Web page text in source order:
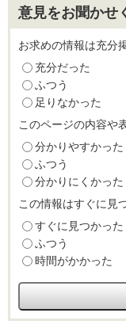
意見をお聞かせ
お求めの情報は充分
充分だった
ふつう
足りなかった
このページの内容や
分かりやすかった
ふつう
分かりにくかった
この情報はすぐに見
すぐに見つかった
ふつう
時間がかかった